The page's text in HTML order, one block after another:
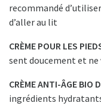
recommandé
d’aller au lit
CRÈME POUR LES
sent doucement et
CRÈME ANTI-ÂGE BIO
ingrédients